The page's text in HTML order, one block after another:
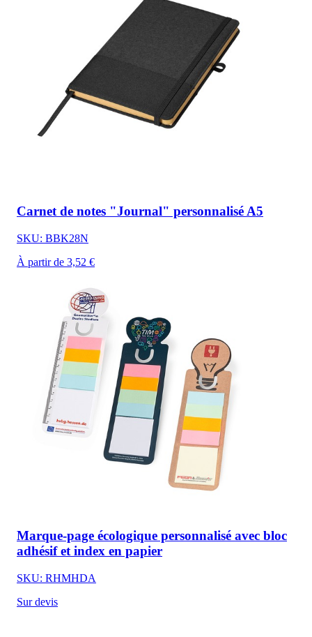
Carnet de notes "Journal" personnalisé A5
SKU: BBK28N
À partir de 3,52 €
Marque-page écologique personnalisé avec bloc
adhésif et index en papier
SKU: RHMHDA
Sur devis